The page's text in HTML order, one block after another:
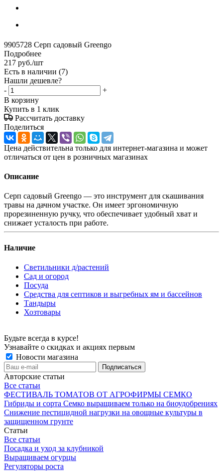
9905728 Серп садовый Greengo
Подробнее
217 руб./шт
Есть в наличии (7)
Нашли дешевле?
-
+
В корзину
Купить в 1 клик
Рассчитать доставку
Поделиться
Цена действительна только для интернет-магазина и может
отличаться от цен в розничных магазинах
Описание
Серп садовый Greengo — это инструмент для скашивания
травы на дачном участке. Он имеет эргономичную
прорезиненную ручку, что обеспечивает удобный хват и
снижает усталость при работе.
Наличие
Светильники д/растений
Сад и огород
Посуда
Средства для септиков и выгребных ям и бассейнов
Тандыры
Хозтовары
Будьте всегда в курсе!
Узнавайте о скидках и акциях первым
Новости магазина
Авторские статьи
Все статьи
ФЕСТИВАЛЬ ТОМАТОВ ОТ АГРОФИРМЫ СЕМКО
Гибриды и сорта Семко выращиваем только на биоудобрениях
Снижение пестицидной нагрузки на овощные культуры в
защищенном грунте
Статьи
Все статьи
Посадка и уход за клубникой
Выращиваем огурцы
Регуляторы роста